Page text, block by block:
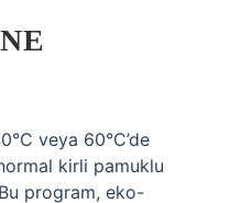
veya 60°C’de
kirli pamuklu
program, eko-